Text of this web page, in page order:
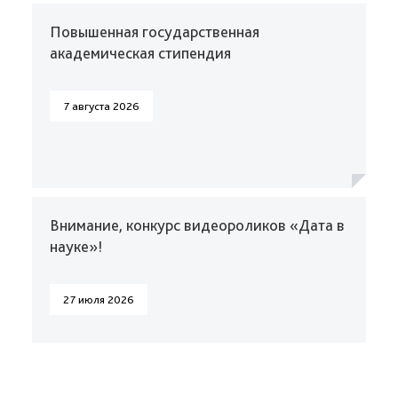
Повышенная государственная
академическая стипендия
7 августа 2026
Внимание, конкурс видеороликов «Дата в
науке»!
27 июля 2026